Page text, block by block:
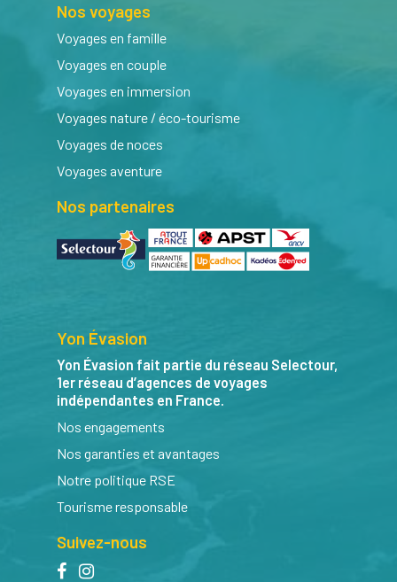
Nos voyages
Voyages en famille
Voyages en couple
Voyages en immersion
Voyages nature / éco-tourisme
Voyages de noces
Voyages aventure
Nos partenaires
Yon Évasion
Yon Évasion fait partie du réseau Selectour,
1er réseau d’agences de voyages
indépendantes en France.
Nos engagements
Nos garanties et avantages
Notre politique RSE
Tourisme responsable
Suivez-nous
facebook
instagram